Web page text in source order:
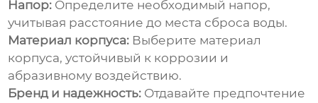
Напор: Определите необходимый напор,
учитывая расстояние до места сброса воды.
Материал корпуса: Выберите материал
корпуса, устойчивый к коррозии и
абразивному воздействию.
Бренд и надежность: Отдавайте предпочтение